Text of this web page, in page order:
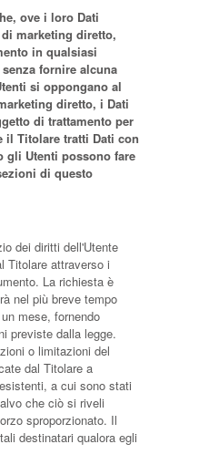
ove i loro Dati
marketing diretto,
in qualsiasi
fornire alcuna
si oppongano al
diretto, i Dati
di trattamento per
il Titolare tratti Dati con
gli Utenti possono fare
di questo
dei diritti dell'Utente
Titolare attraverso i
La richiesta è
nel più breve tempo
mese, fornendo
previste dalla legge.
o limitazioni del
dal Titolare a
a cui sono stati
che ciò si riveli
sproporzionato. Il
destinatari qualora egli